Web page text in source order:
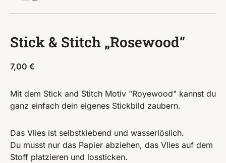
Stick & Stitch „Rosewood“
7,00 €
Mit dem Stick and Stitch Motiv "Royewood" kannst du
ganz einfach dein eigenes Stickbild zaubern.
Das Vlies ist selbstklebend und wasserlöslich.
Du musst nur das Papier abziehen, das Vlies auf dem
Stoff platzieren und lossticken.